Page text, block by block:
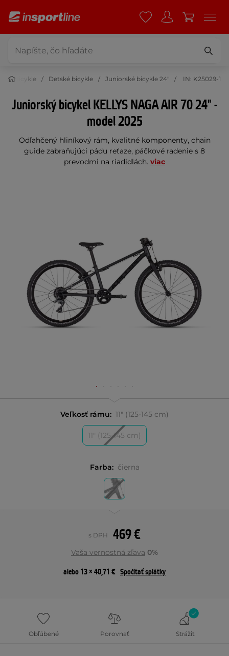
Bicykle Detské bicykle Juniorské bicykle 24" IN: K25029-1
Juniorský bicykel KELLYS NAGA AIR 70 24" -
model 2025
Odľahčený hliníkový rám, kvalitné komponenty, chain
guide zabraňujúci pádu reťaze, páčkové radenie s 8
prevodmi na riadidlách. viac
Veľkosť rámu: 11" (125-145 cm)
11" (125-145 cm)
Farba: čierna
469 €
s DPH
Vaša vernostná zľava 0%
alebo 13 × 40,71 € Spočítať splátky
Obľúbené Porovnať Strážiť